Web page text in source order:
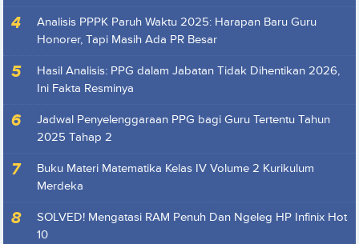
Analisis PPPK Paruh Waktu 2025: Harapan Baru Guru
Honorer, Tapi Masih Ada PR Besar
Hasil Analisis: PPG dalam Jabatan Tidak Dihentikan 2026,
Ini Fakta Resminya
Jadwal Penyelenggaraan PPG bagi Guru Tertentu Tahun
2025 Tahap 2
Buku Materi Matematika Kelas IV Volume 2 Kurikulum
Merdeka
SOLVED! Mengatasi RAM Penuh Dan Ngeleg HP Infinix Hot
10